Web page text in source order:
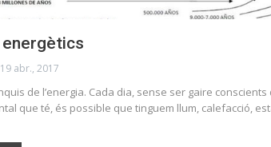
energètics
19 abr., 2017
de l’energia. Cada dia, sense ser gaire conscients
que té, és possible que tinguem llum, calefacció,